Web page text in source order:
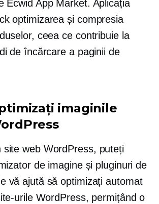
Ecwid App Market. Aplicația
optimizarea și compresia
ceea ce contribuie la
de încărcare a paginii de
imaginile
site web WordPress, puteți
de imagine și pluginuri de
vă ajută să optimizați automat
urile WordPress, permițând o